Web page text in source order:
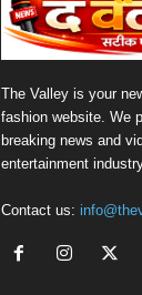
The Valley is your
fashion website. We
breaking news and
entertainment
Contact us: